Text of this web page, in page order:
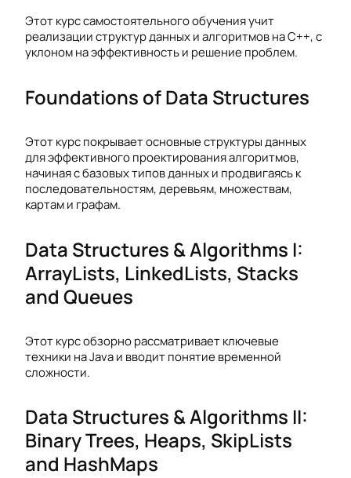
Этот курс самостоятельного обучения учит
реализации структур данных и алгоритмов на C++, с
уклоном на эффективность и решение проблем.
Foundations of Data Structures
Этот курс покрывает основные структуры данных
для эффективного проектирования алгоритмов,
начиная с базовых типов данных и продвигаясь к
последовательностям, деревьям, множествам,
картам и графам.
Data Structures & Algorithms I:
ArrayLists, LinkedLists, Stacks
and Queues
Этот курс обзорно рассматривает ключевые
техники на Java и вводит понятие временной
сложности.
Data Structures & Algorithms II:
Binary Trees, Heaps, SkipLists
and HashMaps